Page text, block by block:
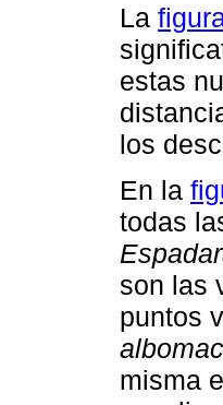
La
estas
los
En la
todas
son las
puntos
misma